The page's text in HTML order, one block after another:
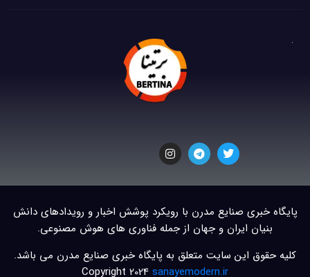
پایگاه خبری صنایع مدرن با رویکرد پوشش اخبار و رویدادهای دانش
بنیان ایران و جهان از جمله فناوری های هوش مصنوعی.
کلیه حقوق این سایت متعلق به پایگاه خبری صنایع مدرن می باشد.
Copyright 2024 sanayemodern.ir